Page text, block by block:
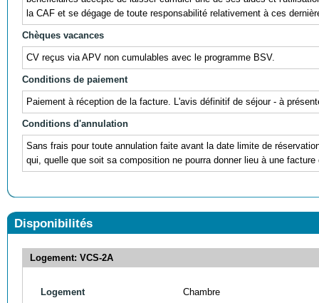
la CAF et se dégage de toute responsabilité relativement à ces
Chèques vacances
CV reçus via APV non cumulables avec le programme BSV.
Conditions de paiement
Paiement à réception de la facture. L'avis définitif de séjour - à
Conditions d'annulation
Sans frais pour toute annulation faite avant la date limite de
qui, quelle que soit sa composition ne pourra donner lieu à une
Disponibilités
Logement: VCS-2A
Logement Chambre